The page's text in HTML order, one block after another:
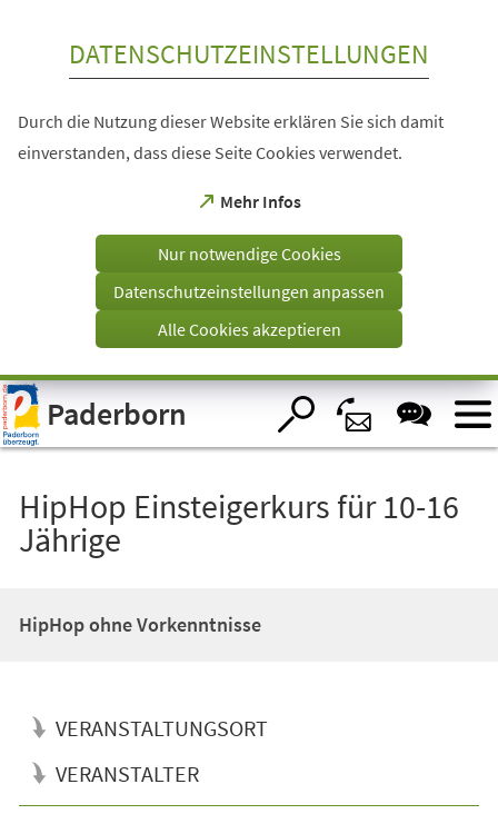
Visuelle
Assistenzsoftware
öffnen.
DATENSCHUTZEINSTELLUNGEN
Durch die Nutzung dieser Website erklären Sie sich damit
einverstanden, dass diese Seite Cookies verwendet.
Mehr Infos
(Öffnet
einem
Tab)
Nur notwendige Cookies
Datenschutzeinstellungen anpassen
Alle Cookies akzeptieren
Paderborn
HipHop Einsteigerkurs für 10-16
Jährige
HipHop ohne Vorkenntnisse
VERANSTALTUNGSORT
VERANSTALTER